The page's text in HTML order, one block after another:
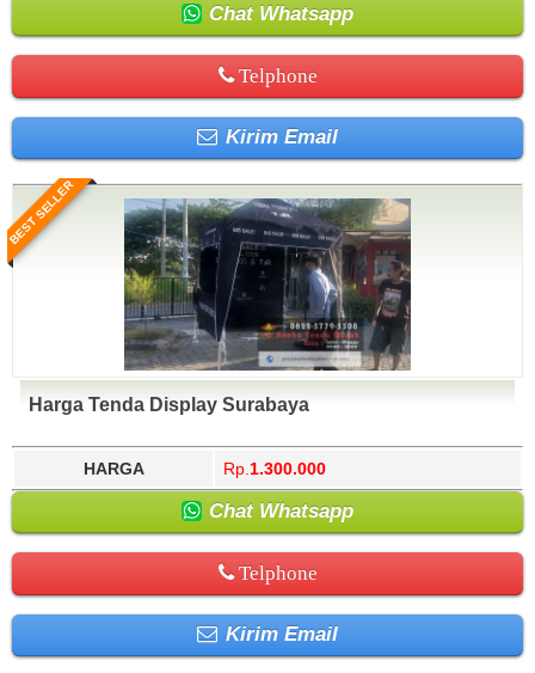
Chat Whatsapp
Telphone
Kirim Email
BEST SELLER
Harga Tenda Display Surabaya
HARGA Rp. 1.300.000
Chat Whatsapp
Telphone
Kirim Email